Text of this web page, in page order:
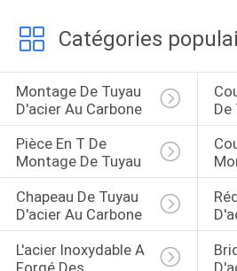
Catégories
Montage De Tuyau
D'acier Au Carbone
De
Pièce En T De
Montage De Tuyau
Chapeau De Tuyau
D'acier Au Carbone
L'acier Inoxydable A
Forgé Des